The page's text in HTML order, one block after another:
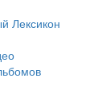
Лексикон